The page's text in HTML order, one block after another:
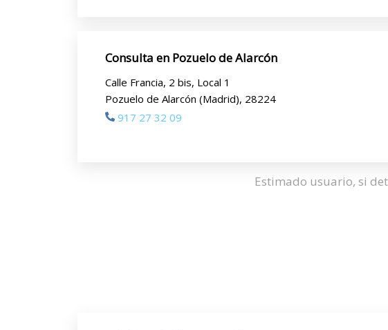
Consulta en Pozuelo de Alarcón
Calle Francia, 2 bis, Local 1
Pozuelo de Alarcón (Madrid), 28224
917 27 32 09
Estimado usuario, si